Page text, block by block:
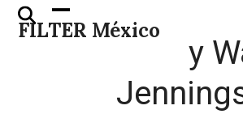
Skip
FILTER México
Open
mobile
Close
mobile
y